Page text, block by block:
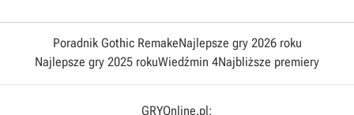
Poradnik Gothic RemakeNajlepsze gry 2026 roku
Najlepsze gry 2025 rokuWiedźmin 4Najbliższe premiery
GRYOnline.pl: